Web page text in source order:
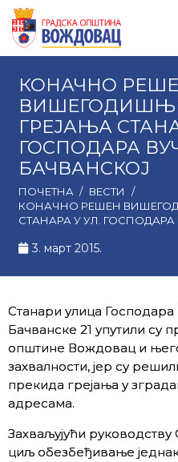
КОНАЧНО
ГРЕЈАЊА
ГОСПОДАРА
БАЧВАНСКОЈ
ПОЧЕТНА / ВЕСТИ
/
КОНАЧНО РЕШЕН
СТАНАРА У УЛ.
3. март 2015.
Станари улица Господара
Бачванске 21 упутили су
општине Вождовац и
захвалности, јер су
прекида грејања у
адресама.
Захваљујући руководству
циљ обезбеђивање